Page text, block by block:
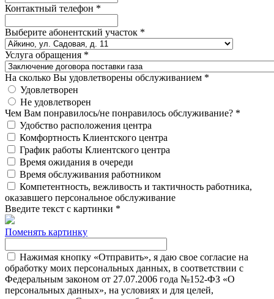
Контактный телефон *
Выберите абонентский участок *
Услуга обращения *
На сколько Вы удовлетворены обслуживанием *
Удовлетворен
Не удовлетворен
Чем Вам понравилось/не понравилось обслуживание? *
Удобство расположения центра
Комфортность Клиентского центра
График работы Клиентского центра
Время ожидания в очереди
Время обслуживания работником
Компетентность, вежливость и тактичность работника,
оказавшего персональное обслуживание
Введите текст с картинки *
Поменять картинку
Нажимая кнопку «Отправить», я даю свое согласие на
обработку моих персональных данных, в соответствии с
Федеральным законом от 27.07.2006 года №152-ФЗ «О
персональных данных», на условиях и для целей,